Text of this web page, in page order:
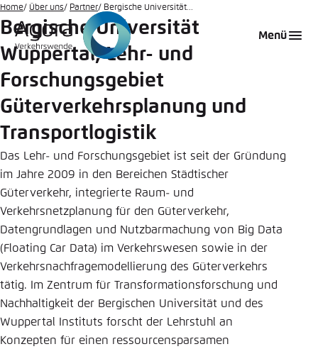
Zum
Hauptinhalt
gehen
Menü
Home Über uns Partner Bergische Universität...
Bergische Universität
Wuppertal, Lehr- und
Forschungsgebiet
Güterverkehrsplanung und
Transportlogistik
Das Lehr- und Forschungsgebiet ist seit der Gründung
im Jahre 2009 in den Bereichen Städtischer
Güterverkehr, integrierte Raum- und
Verkehrsnetzplanung für den Güterverkehr,
Datengrundlagen und Nutzbarmachung von Big Data
(Floating Car Data) im Verkehrswesen sowie in der
Verkehrsnachfragemodellierung des Güterverkehrs
tätig. Im Zentrum für Transformationsforschung und
Nachhaltigkeit der Bergischen Universität und des
Wuppertal Instituts forscht der Lehrstuhl an
Konzepten für einen ressourcensparsamen
Login
Melden Sie sich an um ..., ... und ... zu verwalten.
Benutzername *
Passwort *
Anmelden
Noch kein Benutzerkonto?
Sprache auswählen
Deutsch
Englisch
Agora Think Tanks
Erscheinungsbild der Webseite
Diese Webseite passt ihr Farbschema basierend
auf Ihren Einstellungen an. Wählen Sie aus,
welches Farbschema Sie für diese Webseite
verwenden möchten.
Close
Hell
Dunkel
Automatisch
Einstellung für diese Webseite im Browser